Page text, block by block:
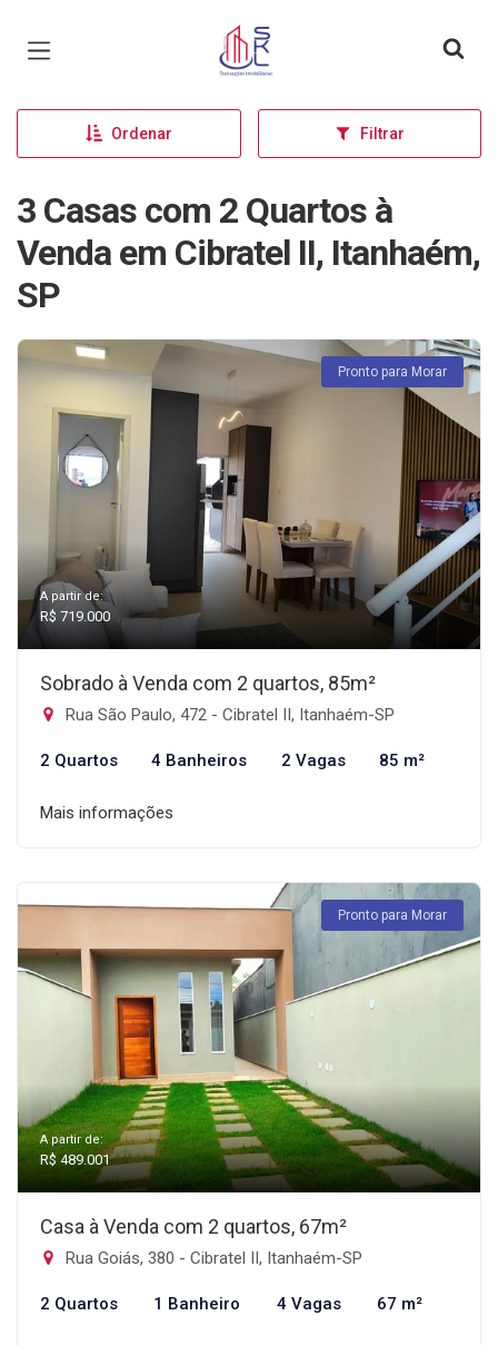
Página inicial
Ordenar Filtrar
3 Casas com 2 Quartos à
Venda em Cibratel II, Itanhaém,
SP
Pronto para Morar
A partir de:
R$ 719.000
Sobrado à Venda com 2 quartos, 85m²
Rua São Paulo, 472 - Cibratel II, Itanhaém-SP
2 Quartos 4 Banheiros 2 Vagas 85 m²
Mais informações
Pronto para Morar
A partir de:
R$ 489.001
Casa à Venda com 2 quartos, 67m²
Rua Goiás, 380 - Cibratel II, Itanhaém-SP
2 Quartos 1 Banheiro 4 Vagas 67 m²